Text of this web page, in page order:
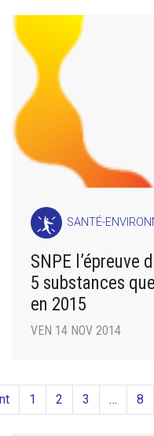
SANTÉ-
SNPE l’épreuve
5 substances
en 2015
VEN 14 NOV 2014
1 2 3 … 8